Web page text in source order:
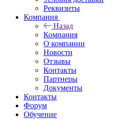
Реквизиты
Компания
Назад
Компания
О компании
Новости
Отзывы
Контакты
Партнеры
Документы
Контакты
Форум
Обучение